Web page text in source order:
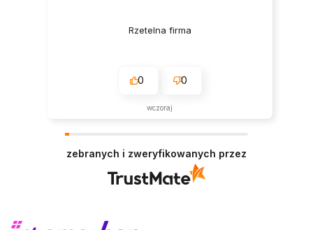
Rzetelna firma
0 0
wczoraj
zebranych i zweryfikowanych przez